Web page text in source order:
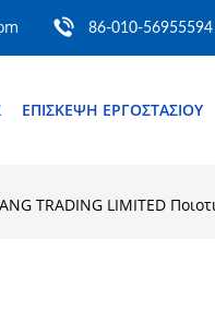
86-010-56955594
ΕΠΙΣΚΕΨΉ ΕΡΓΟΣΤΑΣΊΟΥ
TRADING LIMITED